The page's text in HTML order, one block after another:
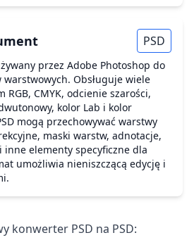
PSD
przez Adobe Photoshop do
Obsługuje wiele
RGB, CMYK, odcienie szarości,
kolor Lab i kolor
mogą przechowywać warstwy
maski warstw, adnotacje,
elementy specyficzne dla
umożliwia nieniszczącą edycję i
konwerter PSD na PSD: